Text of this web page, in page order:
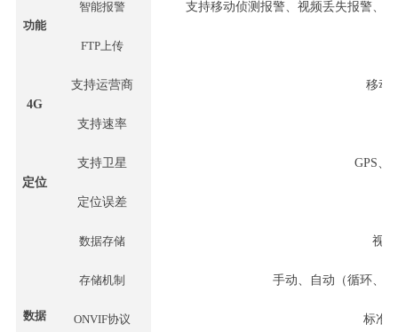
功能
智能报警 支持移动侦测报警、视频丢失报警、
FTP上传
4G
支持运营商 移动
支持速率
定位
支持卫星 GPS、
定位误差
数据
数据存储 视
存储机制 手动、自动（循环、
ONVIF协议 标准